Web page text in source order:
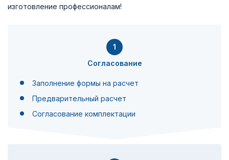
изготовление профессионалам!
1
Согласование
Заполнение формы на расчет
Предварительный расчет
Согласование комплектации